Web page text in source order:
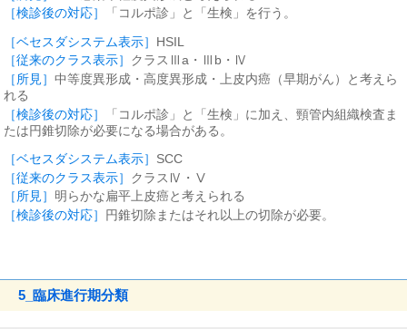
「コルポ診」と「生検」を行う。
HSIL
クラスⅢa・Ⅲb・Ⅳ
中等度異形成・高度異形成・上皮内癌（早期がん）と考えら
れる
「コルポ診」と「生検」に加え、頸管内組織検査ま
たは円錐切除が必要になる場合がある。
SCC
クラスⅣ・Ⅴ
明らかな扁平上皮癌と考えられる
円錐切除またはそれ以上の切除が必要。
5_臨床進行期分類